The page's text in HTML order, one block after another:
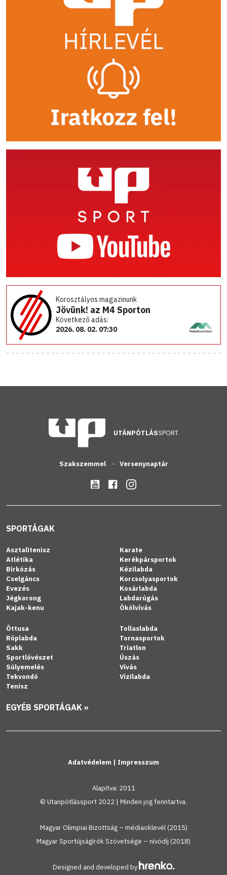
Korosztályos magazinunk
Jövünk! az M4 Sporton
Következő adás:
2026. 08. 02. 07:30
UTÁNPÓTLÁSSPORT
Szakszemmel Versenynaptár
SPORTÁGAK
Asztalitenisz
Atlétika
Birkózás
Cselgáncs
Evezés
Jégkorong
Kajak-kenu
Karate
Kerékpársportok
Kézilabda
Korcsolyasportok
Kosárlabda
Labdarúgás
Ökölvívás
Öttusa
Röplabda
Sakk
Sportlövészet
Súlyemelés
Tekvondó
Tenisz
Tollaslabda
Tornasportok
Triatlon
Úszás
Vívás
Vízilabda
EGYÉB SPORTÁGAK »
Adatvédelem | Impresszum
Alapítva: 2011
© Utanpótlássport 2022 | Minden jog fenntartva.
Magyar Olimpiai Bizottság – médiaoklevél (2015)
Magyar Sportújságírók Szövetsége – nívódíj (2018)
Designed and developed by